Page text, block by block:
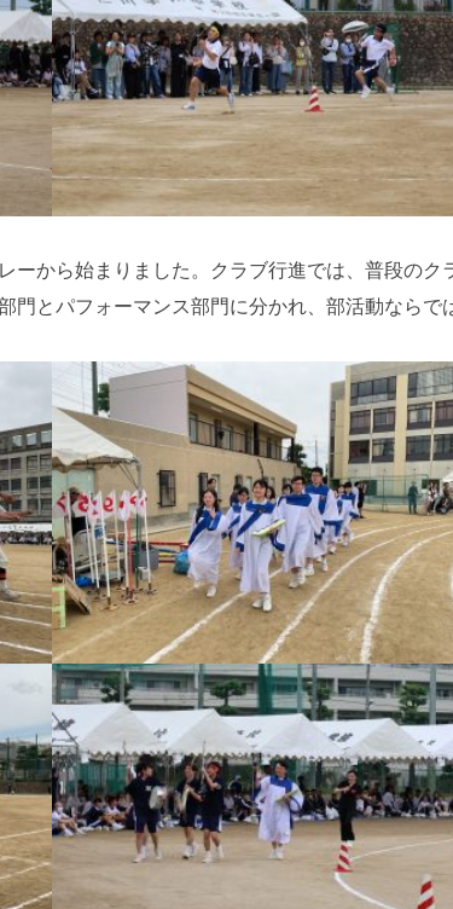
ーから始まりました。クラブ行進では、普段の
門とパフォーマンス部門に分かれ、部活動ならで